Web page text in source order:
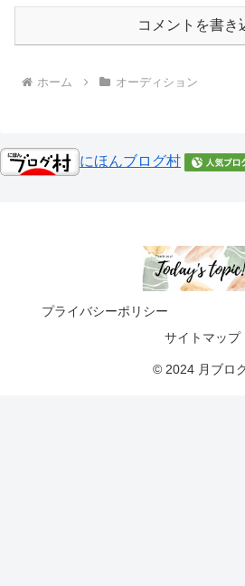
コメントを書き
ホーム オーディション
にほんブログ村
プライバシーポリシー
サイトマップ
© 2024 月ブロ